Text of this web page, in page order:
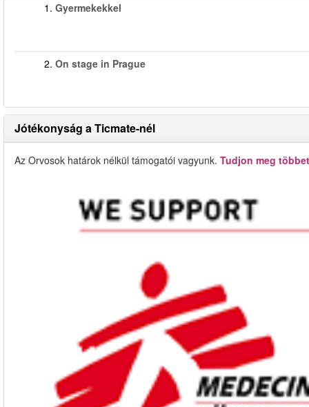
1. Gyermekekkel
2. On stage in Prague
Jótékonyság a Ticmate-nél
Az Orvosok határok nélkül támogatói vagyunk. Tudjon meg